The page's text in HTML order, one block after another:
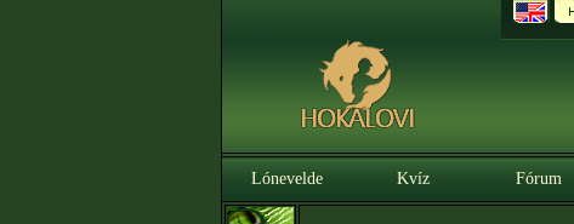
Lónevelde Kvíz Fórum